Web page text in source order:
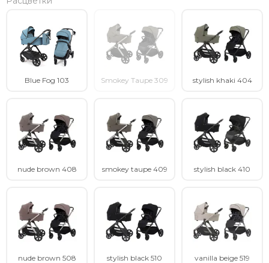
Blue Fog 103 Smokey Taupe 309 stylish khaki 404
nude brown 408 smokey taupe 409 stylish black 410
nude brown 508 stylish black 510 vanilla beige 519